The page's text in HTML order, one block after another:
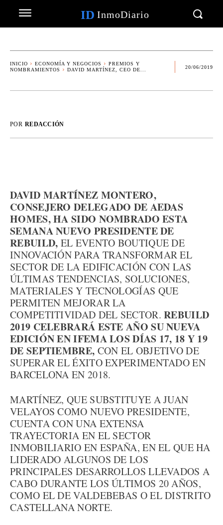
ID InmoDiario
INICIO ECONOMÍA Y NEGOCIOS
PREMIOS Y
NOMBRAMIENTOS
DAVID MARTÍNEZ, CEO DE...
20/06/2019
POR REDACCIÓN
DAVID MARTÍNEZ MONTERO,
CONSEJERO DELEGADO DE AEDAS
HOMES, HA SIDO NOMBRADO ESTA
SEMANA NUEVO PRESIDENTE DE
REBUILD, EL EVENTO BOUTIQUE DE
INNOVACIÓN PARA TRANSFORMAR EL
SECTOR DE LA EDIFICACIÓN CON LAS
ÚLTIMAS TENDENCIAS, SOLUCIONES,
MATERIALES Y TECNOLOGÍAS QUE
PERMITEN MEJORAR LA
COMPETITIVIDAD DEL SECTOR.REBUILD
2019 CELEBRARÁ ESTE AÑO SU NUEVA
EDICIÓN EN IFEMA LOS DÍAS 17, 18 Y 19
DE SEPTIEMBRE, CON EL OBJETIVO DE
SUPERAR EL ÉXITO EXPERIMENTADO EN
BARCELONA EN 2018.
MARTÍNEZ, QUE SUBSTITUYE A JUAN
VELAYOS COMO NUEVO PRESIDENTE,
CUENTA CON UNA EXTENSA
TRAYECTORIA EN EL SECTOR
INMOBILIARIO EN ESPAÑA, EN EL QUE HA
LIDERADO ALGUNOS DE LOS
PRINCIPALES DESARROLLOS LLEVADOS A
CABO DURANTE LOS ÚLTIMOS 20 AÑOS,
COMO EL DE VALDEBEBAS O EL DISTRITO
CASTELLANA NORTE.